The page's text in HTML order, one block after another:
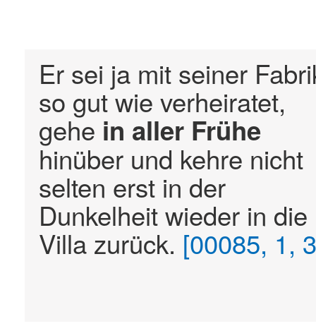
Er sei ja mit seiner
so gut wie verheiratet,
gehe in aller Frühe
hinüber und kehre nicht
selten erst in der
Dunkelheit wieder in die
Villa zurück. [00085, 1,